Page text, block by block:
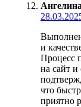
и
Процесс
на сайт и
что
приятно